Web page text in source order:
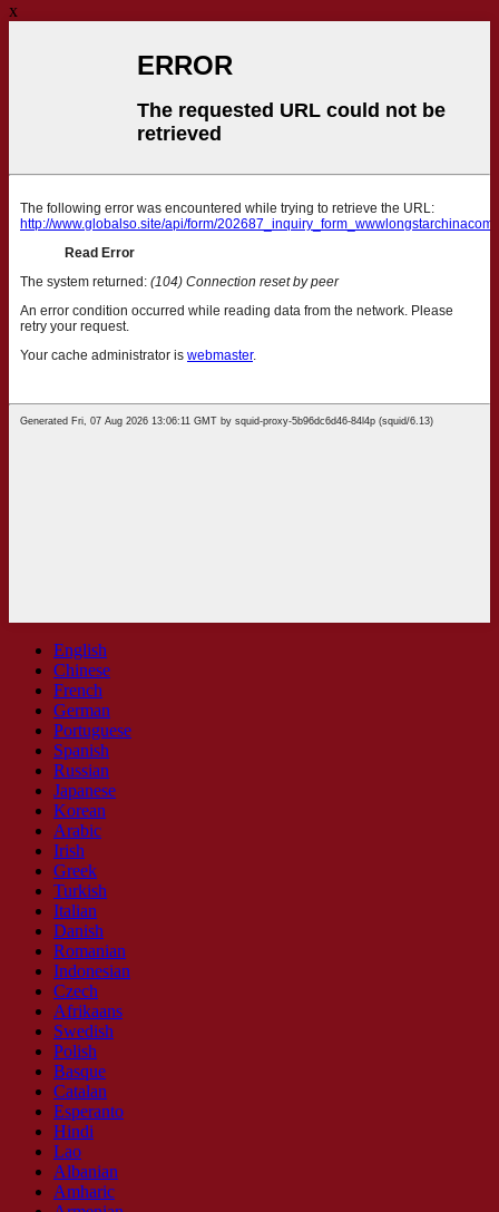
x
English
Chinese
French
German
Portuguese
Spanish
Russian
Japanese
Korean
Arabic
Irish
Greek
Turkish
Italian
Danish
Romanian
Indonesian
Czech
Afrikaans
Swedish
Polish
Basque
Catalan
Esperanto
Hindi
Lao
Albanian
Amharic